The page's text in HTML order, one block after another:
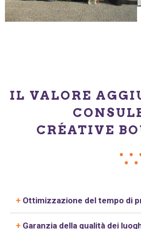
IL VALORE
CRÉATIVE
+ Ottimizzazione del tempo di
+ Garanzia della qualità dei